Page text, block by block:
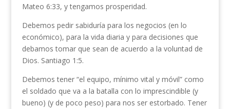
Mateo 6:33, y tengamos prosperidad.
Debemos pedir sabiduría para los negocios (en lo
económico), para la vida diaria y para decisiones que
debamos tomar que sean de acuerdo a la voluntad de
Dios. Santiago 1:5.
Debemos tener “el equipo, mínimo vital y móvil” como
el soldado que va a la batalla con lo imprescindible (y
bueno) (y de poco peso) para nos ser estorbado. Tener